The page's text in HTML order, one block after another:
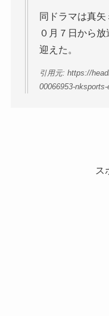
同ドラマは真矢
０月７日から
迎えた。
引用元: https://
00066953-
ス